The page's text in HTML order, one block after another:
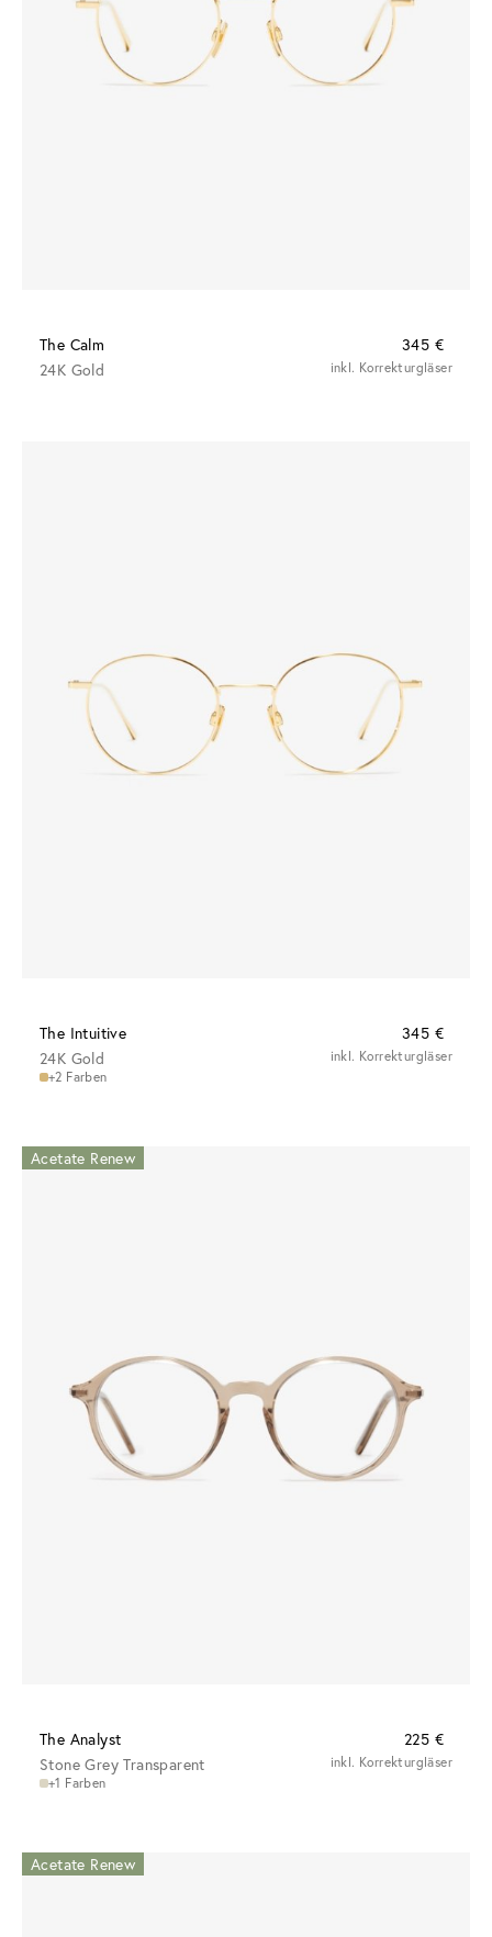
The Calm
345 €
24K Gold
inkl. Korrekturgläser
The Intuitive
345 €
24K Gold
+2 Farben
inkl. Korrekturgläser
Acetate Renew
The Analyst
225 €
Stone Grey Transparent
+1 Farben
inkl. Korrekturgläser
Acetate Renew